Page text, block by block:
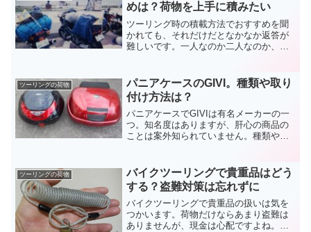
めは？荷物を上手に積みたい
ツーリング時の積載方法でおすすめを聞
かれても、それだけだとなかなか返答が
難しいです。一人なのか二人なのか、乗
ます。ツーリングの荷物積載でおすすめ
な積み方を考えてみます。
ツーリングの荷物
パニアケースのGIVI。種類や取り
付け方法は？
パニアケースでGIVIは有名メーカーの一
つ。知名度はありますが、肝心の商品の
ことは案外知られていません。種類や取
のことも含めて、パニアケースのGIVIの
ことをまとめてみます。
ツーリングの荷物
バイクツーリングで貴重品はどう
する？盗難対策は忘れずに
バイクツーリングで貴重品の扱いは気を
つかいます。荷物だけならあまり盗難は
ありませんが、現金は心配ですよね。お